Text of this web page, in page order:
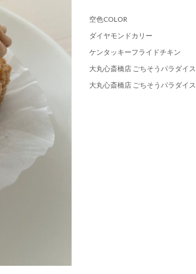
空色COLOR
ダイヤモンドカリー
ケンタッキーフライドチキン
大丸心斎橋店 ごちそうパラダイス
大丸心斎橋店 ごちそうパラダイス